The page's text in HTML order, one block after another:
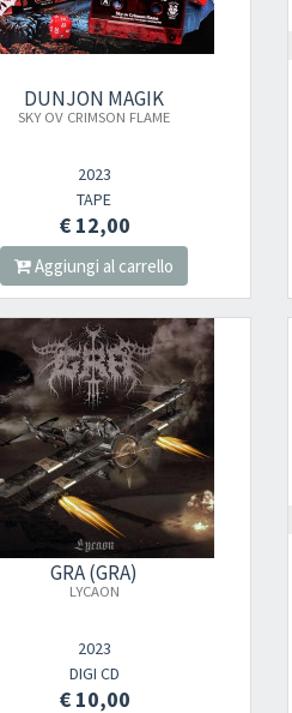
DUNJON MAGIK
SKY OV CRIMSON FLAME
2023
TAPE
€ 12,00
Aggiungi al carrello
GRA (GRÁ)
LYCAON
2023
DIGI CD
€ 10,00